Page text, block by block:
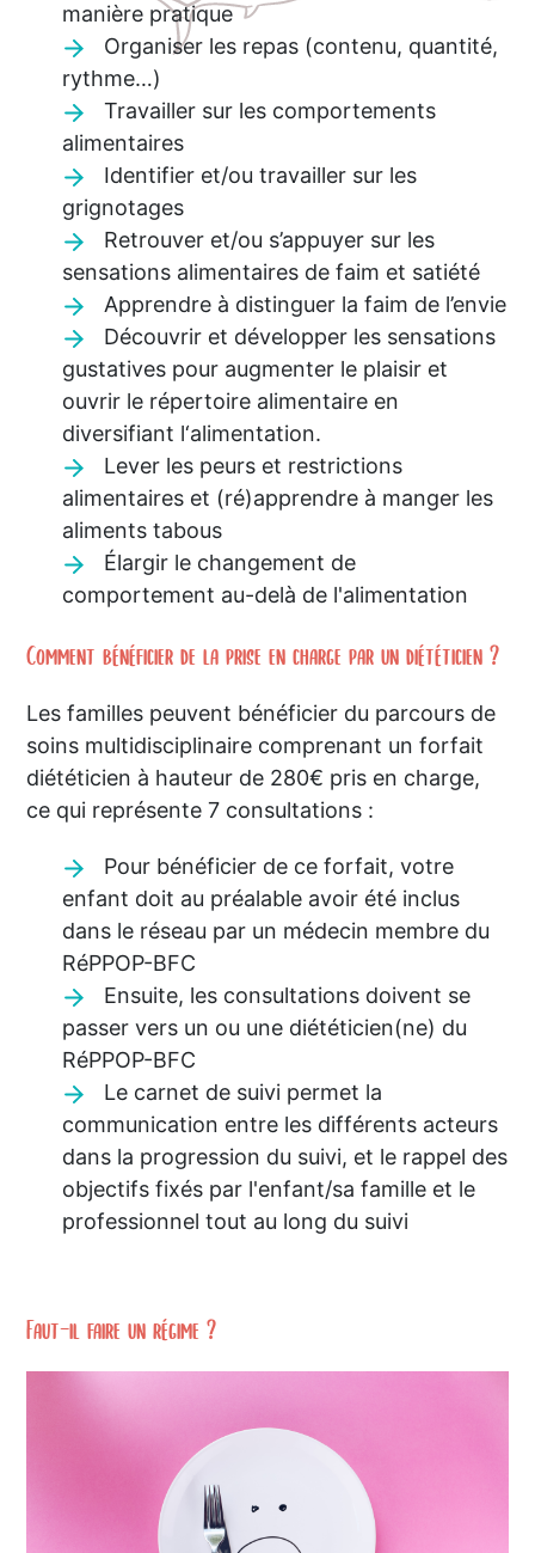
manière pratique
Organiser les repas (contenu, quantité,
rythme…)
Travailler sur les comportements
alimentaires
Identifier et/ou travailler sur les
grignotages
Retrouver et/ou s’appuyer sur les
sensations alimentaires de faim et satiété
Apprendre à distinguer la faim de l’envie
Découvrir et développer les sensations
gustatives pour augmenter le plaisir et
ouvrir le répertoire alimentaire en
diversifiant l‘alimentation.
Lever les peurs et restrictions
alimentaires et (ré)apprendre à manger les
aliments tabous
Élargir le changement de
comportement au-delà de l'alimentation
Comment bénéficier de la prise en charge par un diététicien ?
Les familles peuvent bénéficier du parcours de
soins multidisciplinaire comprenant un forfait
diététicien à hauteur de 280€ pris en charge,
ce qui représente 7 consultations :
Pour bénéficier de ce forfait, votre
enfant doit au préalable avoir été inclus
dans le réseau par un médecin membre du
RéPPOP-BFC
Ensuite, les consultations doivent se
passer vers un ou une diététicien(ne) du
RéPPOP-BFC
Le carnet de suivi permet la
communication entre les différents acteurs
dans la progression du suivi, et le rappel des
objectifs fixés par l'enfant/sa famille et le
professionnel tout au long du suivi
Faut-il faire un régime ?